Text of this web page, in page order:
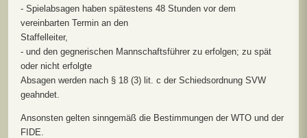
- Spielabsagen haben spätestens 48 Stunden vor dem
vereinbarten Termin an den
Staffelleiter,
- und den gegnerischen Mannschaftsführer zu erfolgen; zu spät
oder nicht erfolgte
Absagen werden nach § 18 (3) lit. c der Schiedsordnung SVW
geahndet.
Ansonsten gelten sinngemäß die Bestimmungen der WTO und der
FIDE.